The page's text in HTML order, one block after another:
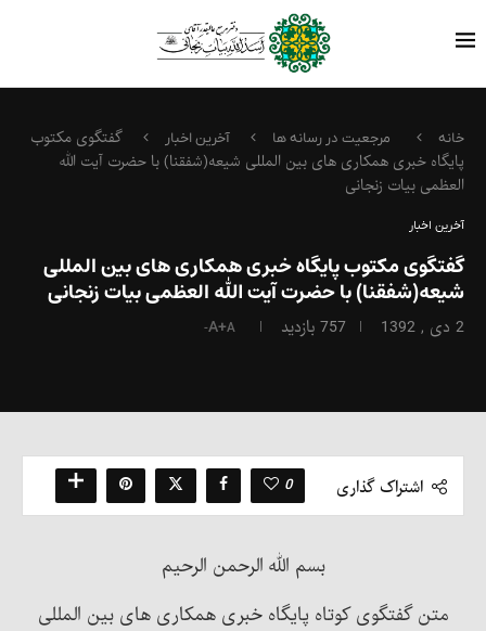
خانه مرجعیت در رسانه ها آخرین اخبار
گفتگوی مکتوب
پایگاه خبری همکاری های بین المللی شیعه(شفقنا) با حضرت آیت الله
العظمی بیات زنجانی
آخرین اخبار
گفتگوی مکتوب پایگاه خبری همکاری های بین المللی
شیعه(شفقنا) با حضرت آیت الله العظمی بیات زنجانی
2 دی , 1392 757 بازدید A+A-
اشتراک گذاری 0
بسم الله الرحمن الرحیم
متن گفتگوی کوتاه پایگاه خبری همکاری های بین المللی